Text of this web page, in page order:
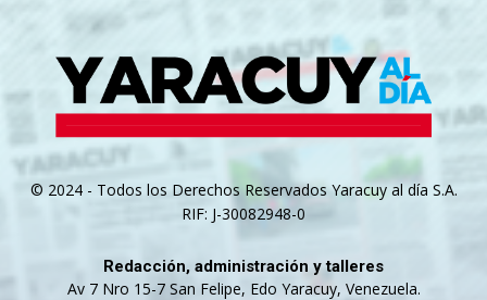
© 2024 - Todos los Derechos Reservados Yaracuy al día S.A.
RIF: J-30082948-0
Redacción, administración y talleres
Av 7 Nro 15-7 San Felipe, Edo Yaracuy, Venezuela.